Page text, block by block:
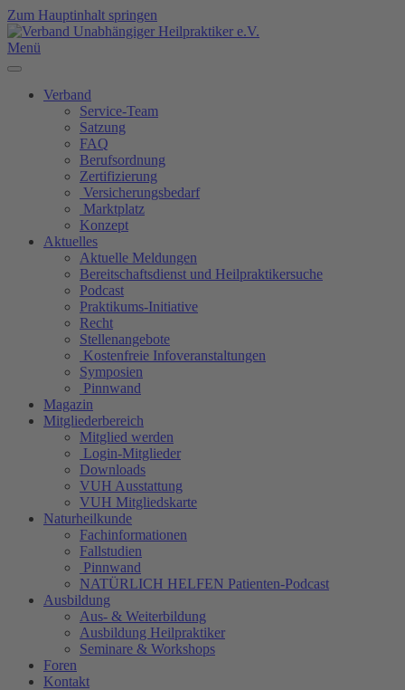
Zum Hauptinhalt springen
Menü
Verband
Service-Team
Satzung
FAQ
Berufsordnung
Zertifizierung
Versicherungsbedarf
Marktplatz
Konzept
Aktuelles
Aktuelle Meldungen
Bereitschaftsdienst und Heilpraktikersuche
Podcast
Praktikums-Initiative
Recht
Stellenangebote
Kostenfreie Infoveranstaltungen
Symposien
Pinnwand
Magazin
Mitgliederbereich
Mitglied werden
Login-Mitglieder
Downloads
VUH Ausstattung
VUH Mitgliedskarte
Naturheilkunde
Fachinformationen
Fallstudien
Pinnwand
NATÜRLICH HELFEN Patienten-Podcast
Ausbildung
Aus- & Weiterbildung
Ausbildung Heilpraktiker
Seminare & Workshops
Foren
Kontakt